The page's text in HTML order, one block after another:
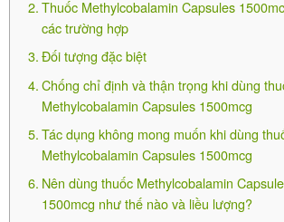
-Thuốc không gây ảnh hưởng.
Tác dụng không mong
thuốc Methylcobalamin
1500mcg
Aurozapine 30
Thuốc Methylcobalamin Capsules
các trường hợp
Đối tượng đặc biệt
Chống chỉ định và thận trọng khi dùng
Methylcobalamin Capsules 1500mcg
Tác dụng không mong muốn khi dùng
Methylcobalamin Capsules 1500mcg
Nên dùng thuốc Methylcobalamin
1500mcg như thế nào và liều lượng?